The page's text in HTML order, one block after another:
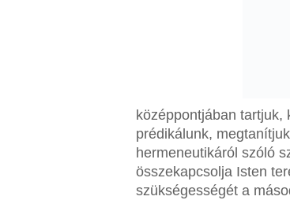
középpontjában tartjuk,
prédikálunk,
hermeneutikáról szóló
összekapcsolja Isten
szükségességét a